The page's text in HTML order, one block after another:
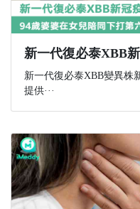
新一代復必泰XBB變異株
提供···